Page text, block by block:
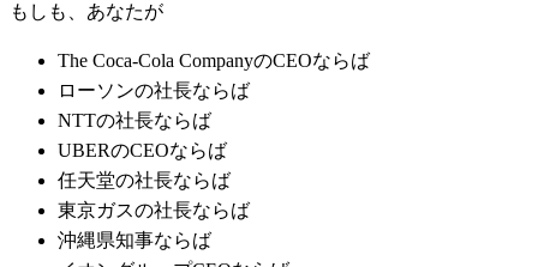
もしも、あなたが
The Coca-Cola CompanyのCEOならば
ローソンの社長ならば
NTTの社長ならば
UBERのCEOならば
任天堂の社長ならば
東京ガスの社長ならば
沖縄県知事ならば